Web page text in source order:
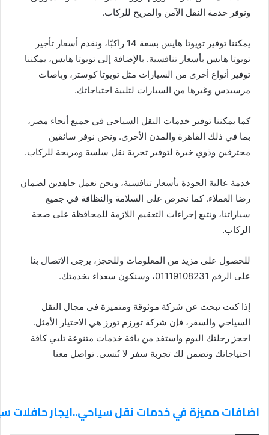
ونوفر خدمة النقل الآمن والمريح للركاب.
يمكننا توفير تويوتا هايس بسعة 14 راكبًا، ونقدم أسعار تأجير
تويوتا هايس بأسعار تنافسية. بالإضافة إلى تويوتا هايس، يمكننا
توفير أنواع أخرى من السيارات مثل تويوتا كوستر، وباصات
مرسيدس وغيرها من السيارات لتلبية احتياجاتك.
كما يمكننا توفير خدمات النقل السياحي في جميع أنحاء مصر،
بما في ذلك القاهرة والمدن الأخرى. ونحن نوفر سائقين
محترفين وذوي خبرة لتوفير تجربة نقل سلسة ومريحة للركاب.
خدمة عالية الجودة بأسعار تنافسية، ونحن نعمل جاهدين لضمان
رضا العملاء. كما نحرص على السلامة والنظافة في جميع
سياراتنا، ونتبع إجراءات التعقيم اللازمة للمحافظة على صحة
الركاب.
للحصول على مزيد من المعلومات وللحجز، يرجى الاتصال بنا
على الرقم 01119108231، وسنكون سعداء بخدمتك.
إذا كنت تبحث عن شركة موثوقة ومتميزة في مجال النقل
السياحي والسفر، فإن شركة تورزم تورز هي الاختيار الأمثل.
احجز رحلتك اليوم واستفد من باقة خدمات متنوعة تلبي كافة
احتياجاتك وتضمن لك تجربة سفر لا تُنسى. تواصل معنا
اضافات مميزة في خدمات نقل سياحي..ايجار حافلات